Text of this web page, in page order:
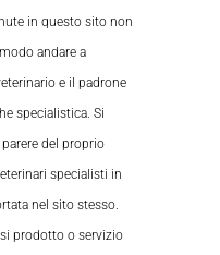
in questo sito non
andare a
e il padrone
specialistica. Si
del proprio
specialisti in
nel sito stesso.
prodotto o servizio